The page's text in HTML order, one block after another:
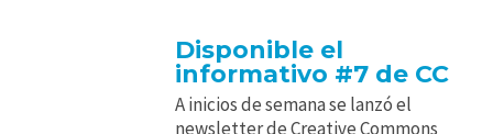
Contact
Contact
Disponible el
informativo #7 de CC
A inicios de semana se lanzó el
newsletter de Creative Commons